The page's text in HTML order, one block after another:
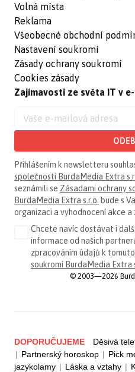
Volná místa
Reklama
Všeobecné obchodní
Nastavení soukromí
Zásady ochrany soukromí
Cookies zásady
Zajímavosti ze světa IT v
Přihlášením k newsletteru
společnosti BurdaMedia Extra
seznámili se Zásadami ochrany
BurdaMedia Extra s.r.o. bude s
organizaci a vyhodnocení akce a
Chcete navíc dostávat i
informace od našich
zpracováním údajů k
soukromí BurdaMedia Extra
© 2003—2026
DOPORUČUJEME Děsivá
| Partnerský horoskop | Pick
jazykolamy | Láska a vztahy |